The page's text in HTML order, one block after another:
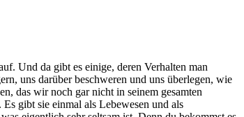
Und da gibt es einige, deren Verhalten man
uns darüber beschweren und uns überlegen, wie
das wir noch gar nicht in seinem gesamten
gibt sie einmal als Lebewesen und als